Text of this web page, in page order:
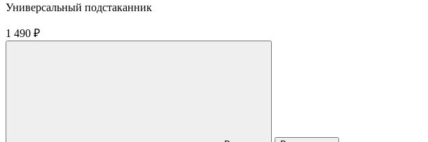
Универсальный подстаканник
1 490 ₽